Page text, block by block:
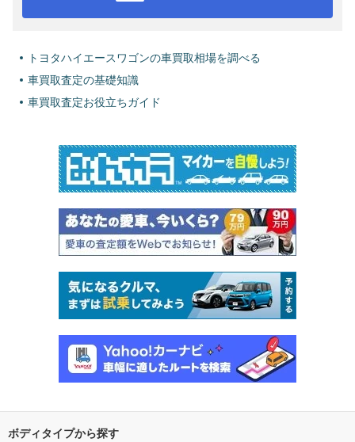
トヨタハイエースワゴンの車買取相場を調べる
車買取査定の基礎知識
車買取査定お役立ちガイド
ボディタイプから探す